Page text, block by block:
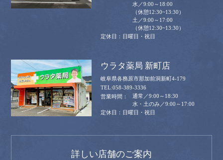
水／9:00～18:00
（休憩12:30~13:30）
土／9:00～17:00
（休憩12:30~13:30）
日曜日・祝日
ウラタ薬局 新町店
岐阜県各務原市那加前洞新町4-179
058-389-3336
通常／9:00～18:30
水・土のみ／9:00～17:00
日曜日・祝日
詳しい店舗のご案内